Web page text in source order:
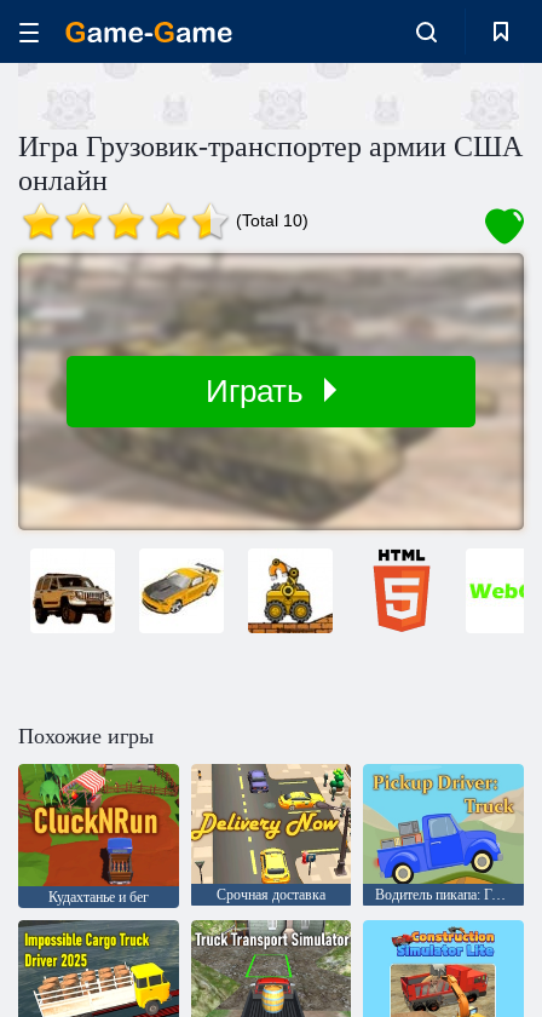
Игра Грузовик-транспортер армии США
онлайн
(Total 10)
Играть
Похожие игры
Кудахтанье и бег Срочная доставка Водитель пикапа: Грузовик